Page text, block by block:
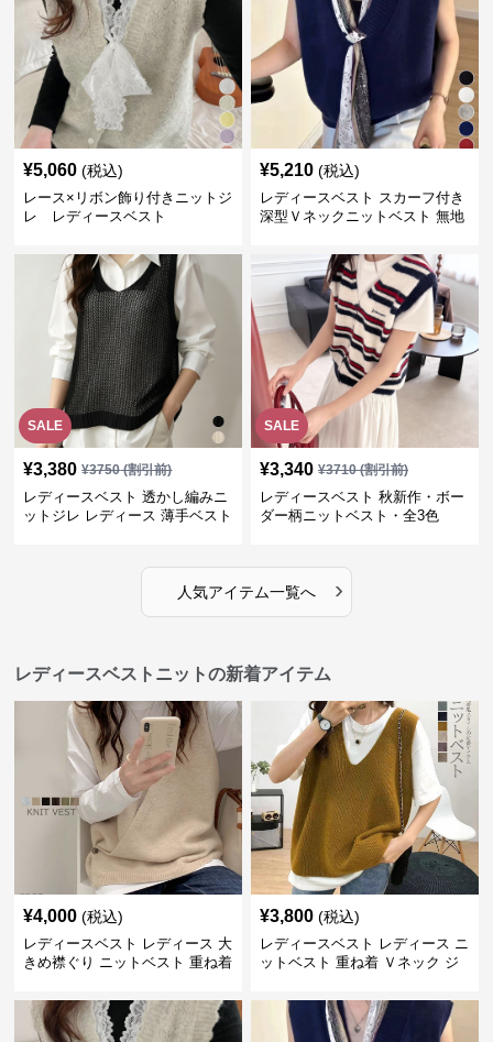
¥5,060 (税込)
レース×リボン飾り付きニットジ
レ レディースベスト
¥5,210 (税込)
レディースベスト スカーフ付き
深型Ｖネックニットベスト 無地
SALE
¥3,380 ¥3750(割引前)
レディースベスト 透かし編みニ
ットジレ レディース 薄手ベスト
SALE
¥3,340 ¥3710(割引前)
レディースベスト 秋新作・ボー
ダー柄ニットベスト・全3色
人気アイテム一覧へ ›
レディースベストニットの新着アイテム
¥4,000 (税込)
レディースベスト レディース 大
きめ襟ぐり ニットベスト 重ね着
¥3,800 (税込)
レディースベスト レディース ニ
ットベスト 重ね着 Ｖネック ジ